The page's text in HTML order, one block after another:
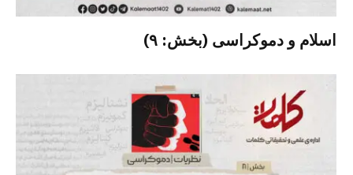
اسلام و دموکراسی (بخش: ۹)